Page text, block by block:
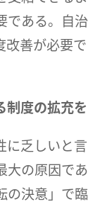
である。自治
改善が必要で
制度の拡充を
に乏しいと言
大の原因であ
の決意」で臨